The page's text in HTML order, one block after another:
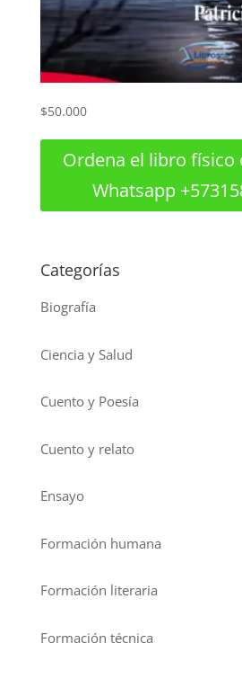
Maldiciones ajenas
$50.000
Ordena el libro físico
Whatsapp
Categorías
Biografía
Ciencia y Salud
Cuento y Poesía
Cuento y relato
Ensayo
Formación humana
Formación literaria
Formación técnica